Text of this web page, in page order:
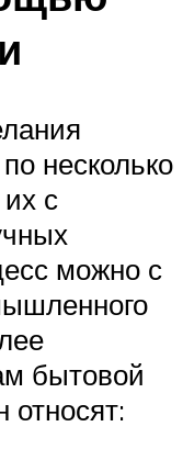
несколько
с
можно с
бытовой